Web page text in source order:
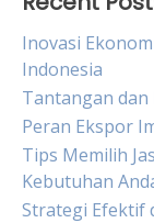
Inovasi
Indonesia
Tantangan
Peran Ekspor
Tips Memilih
Kebutuhan
Strategi Efektif